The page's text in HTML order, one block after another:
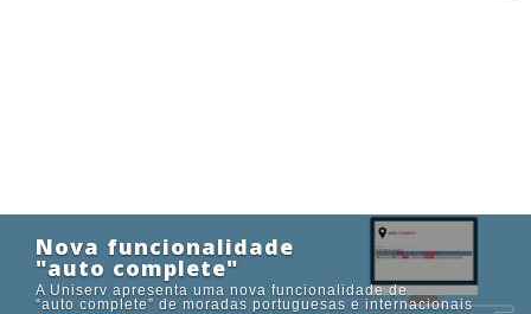
Nova funcionalidade
"auto complete"
A Uniserv apresenta uma nova funcionalidade de
“auto complete” de moradas portuguesas e internacionais